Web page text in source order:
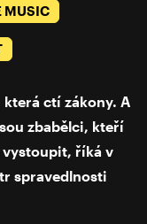
MUSIC
která ctí zákony. A
zbabělci, kteří
říká v
spravedlnosti